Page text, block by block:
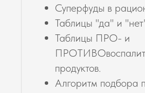
Суперфуды в
Таблицы "да" и
Таблицы ПРО- и
продуктов.
Алгоритм подбора